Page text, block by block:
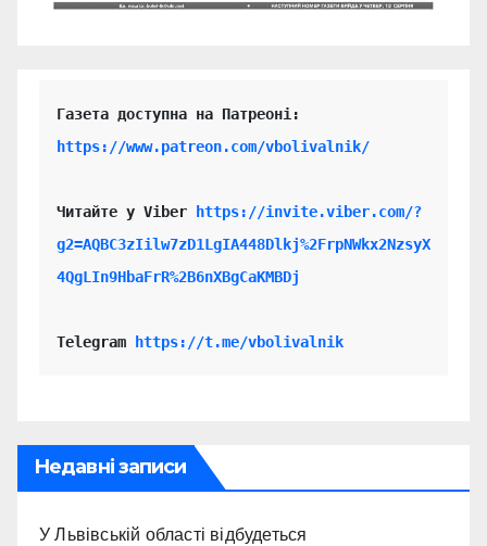
https://www.patreon.com/vbolivalnik/
Читайте у Viber
https://invite.viber.com/?
g2=AQBC3zIilw7zD1LgIA448Dlkj%2FrpNWkx2NzsyX
4QgLIn9HbaFrR%2B6nXBgCaKMBDj
Telegram https://t.me/vbolivalnik
Недавні записи
У Львівській області відбудеться